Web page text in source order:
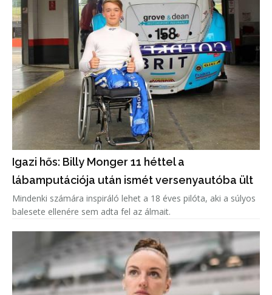
Igazi hős: Billy Monger 11 héttel a
lábamputációja után ismét versenyautóba ült
Mindenki számára inspiráló lehet a 18 éves pilóta, aki a súlyos
balesete ellenére sem adta fel az álmait.